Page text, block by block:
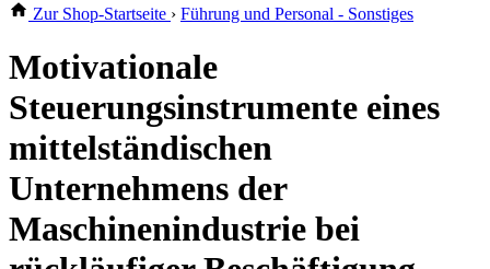
Zur Shop-Startseite › Führung und Personal - Sonstiges
Motivationale
Steuerungsinstrumente eines
mittelständischen
Unternehmens der
Maschinenindustrie bei